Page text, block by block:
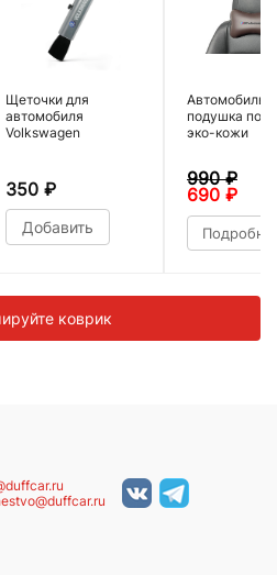
Щеточки для
автомобиля
Volkswagen
350 ₽
Добавить
подушка под
эко-кожи
990₽
690 ₽
коврик